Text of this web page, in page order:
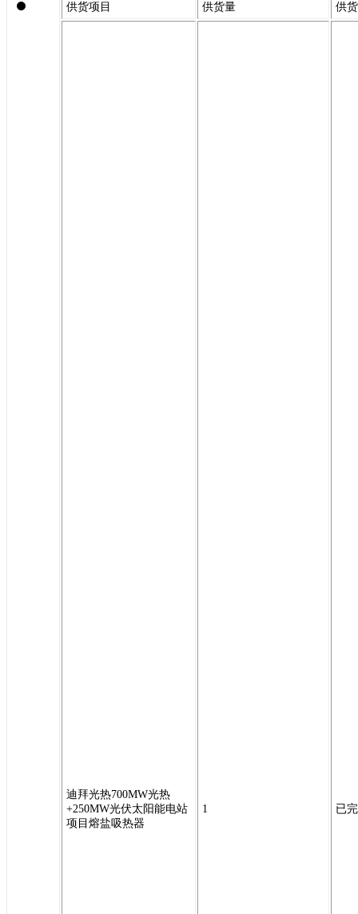
供货项目 供货量 供
迪拜光热700MW光热
+250MW光伏太阳能电站
项目熔盐吸热器
1 已